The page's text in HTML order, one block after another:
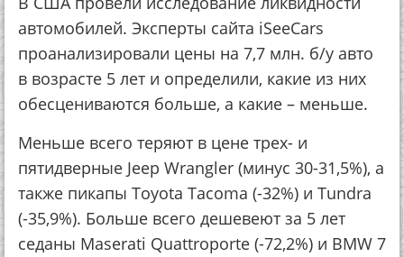
автомобилей. Эксперты сайта iSeeCars
проанализировали цены на 7,7 млн. б/у авто
в возрасте 5 лет и определили, какие из них
обесцениваются больше, а какие – меньше.
Меньше всего теряют в цене трех- и
пятидверные Jeep Wrangler (минус 30-31,5%), а
также пикапы Toyota Tacoma (-32%) и Tundra
(-35,9%). Больше всего дешевеют за 5 лет
седаны Maserati Quattroporte (-72,2%) и BMW 7